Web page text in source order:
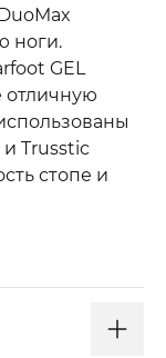
ноги.
GEL
отличную
и Trusstic
стопе и